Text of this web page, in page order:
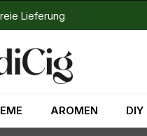
Lieferung
AROMEN DIY